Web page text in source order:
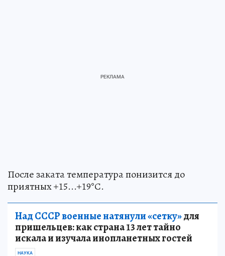
После заката температура понизится до
приятных +15...+19°С.
Над СССР военные натянули «сетку»для
пришельцев: как страна 13 лет тайно
искала и изучала инопланетных гостей
НАУКА